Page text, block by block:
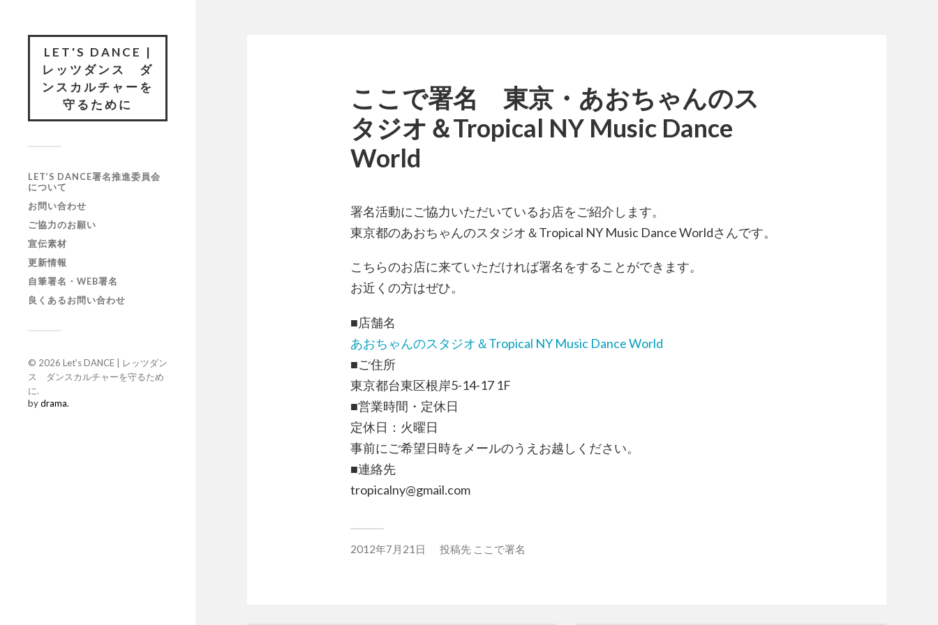
LET'S DANCE |
レッツダンス ダ
ンスカルチャーを
守るために
LET’S DANCE署名推進委員会
について
お問い合わせ
ご協力のお願い
宣伝素材
更新情報
自筆署名・WEB署名
良くあるお問い合わせ
© 2026 Let's DANCE | レッツダン
ス ダンスカルチャーを守るため
に.
bydrama.
ここで署名 東京・あおちゃんのス
タジオ＆Tropical NY Music Dance
World
署名活動にご協力いただいているお店をご紹介します。
東京都のあおちゃんのスタジオ＆Tropical NY Music Dance Worldさんです。
こちらのお店に来ていただければ署名をすることができます。
お近くの方はぜひ。
■店舗名
あおちゃんのスタジオ＆Tropical NY Music Dance World
■ご住所
東京都台東区根岸5-14-17 1F
■営業時間・定休日
定休日：火曜日
事前にご希望日時をメールのうえお越しください。
■連絡先
tropicalny@gmail.com
2012年7月21日 投稿先 ここで署名